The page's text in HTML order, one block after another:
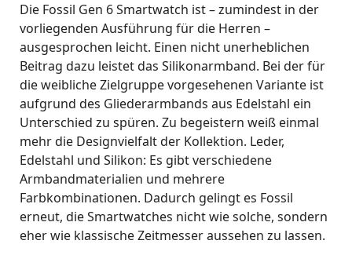
Die Fossil Gen 6 Smartwatch ist – zumindest in der
vorliegenden Ausführung für die Herren –
ausgesprochen leicht. Einen nicht unerheblichen
Beitrag dazu leistet das Silikonarmband. Bei der für
die weibliche Zielgruppe vorgesehenen Variante ist
aufgrund des Gliederarmbands aus Edelstahl ein
Unterschied zu spüren. Zu begeistern weiß einmal
mehr die Designvielfalt der Kollektion. Leder,
Edelstahl und Silikon: Es gibt verschiedene
Armbandmaterialien und mehrere
Farbkombinationen. Dadurch gelingt es Fossil
erneut, die Smartwatches nicht wie solche, sondern
eher wie klassische Zeitmesser aussehen zu lassen.